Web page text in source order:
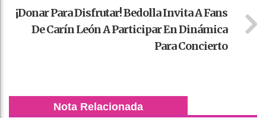
¡Donar Para Disfrutar! Bedolla Invita A Fans
De Carín León A Participar En Dinámica
Para Concierto
Nota Relacionada